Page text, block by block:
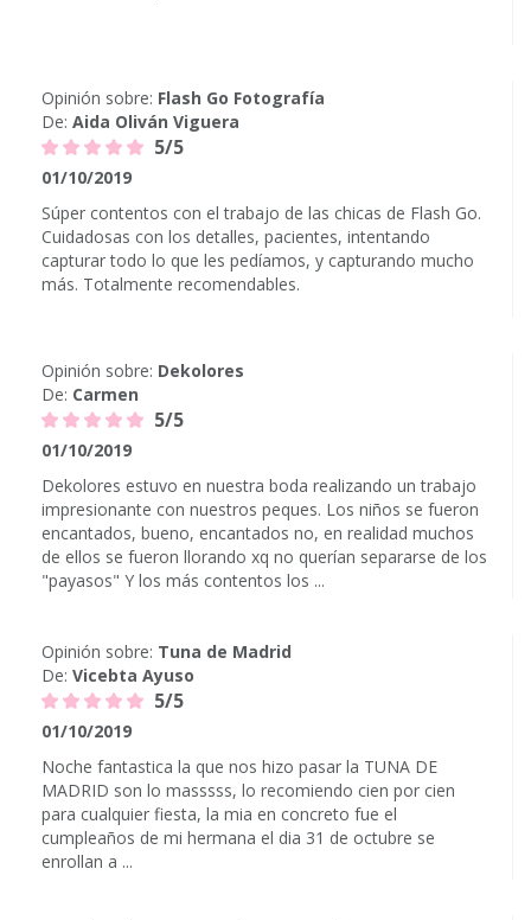
Opinión sobre: Flash Go Fotografía
De: Aida Oliván Viguera
5/5
01/10/2019
Súper contentos con el trabajo de las chicas de Flash Go.
Cuidadosas con los detalles, pacientes, intentando
capturar todo lo que les pedíamos, y capturando mucho
más. Totalmente recomendables.
Opinión sobre: Dekolores
De: Carmen
5/5
01/10/2019
Dekolores estuvo en nuestra boda realizando un trabajo
impresionante con nuestros peques. Los niños se fueron
encantados, bueno, encantados no, en realidad muchos
de ellos se fueron llorando xq no querían separarse de los
"payasos" Y los más contentos los ...
Opinión sobre: Tuna de Madrid
De: Vicebta Ayuso
5/5
01/10/2019
Noche fantastica la que nos hizo pasar la TUNA DE
MADRID son lo masssss, lo recomiendo cien por cien
para cualquier fiesta, la mia en concreto fue el
cumpleaños de mi hermana el dia 31 de octubre se
enrollan a ...